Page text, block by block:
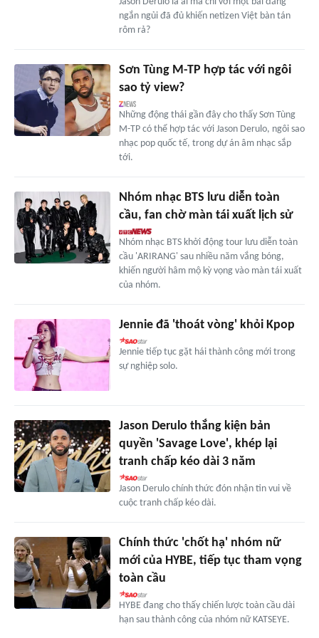
ngắn ngủi đã đủ khiến netizen Việt bàn tán
rôm rả?
Sơn Tùng M-TP hợp tác với ngôi
sao tỷ view?
Những động thái gần đây cho thấy Sơn Tùng
M-TP có thể hợp tác với Jason Derulo, ngôi sao
nhạc pop quốc tế, trong dự án âm nhạc sắp
tới.
Nhóm nhạc BTS lưu diễn toàn
cầu, fan chờ màn tái xuất lịch sử
Nhóm nhạc BTS khởi động tour lưu diễn toàn
cầu 'ARIRANG' sau nhiều năm vắng bóng,
khiến người hâm mộ kỳ vọng vào màn tái xuất
của nhóm.
Jennie đã 'thoát vòng' khỏi Kpop
Jennie tiếp tục gặt hái thành công mới trong
sự nghiệp solo.
Jason Derulo thắng kiện bản
quyền 'Savage Love', khép lại
tranh chấp kéo dài 3 năm
Jason Derulo chính thức đón nhận tin vui về
cuộc tranh chấp kéo dài.
Chính thức 'chốt hạ' nhóm nữ
mới của HYBE, tiếp tục tham vọng
toàn cầu
HYBE đang cho thấy chiến lược toàn cầu dài
hạn sau thành công của nhóm nữ KATSEYE.